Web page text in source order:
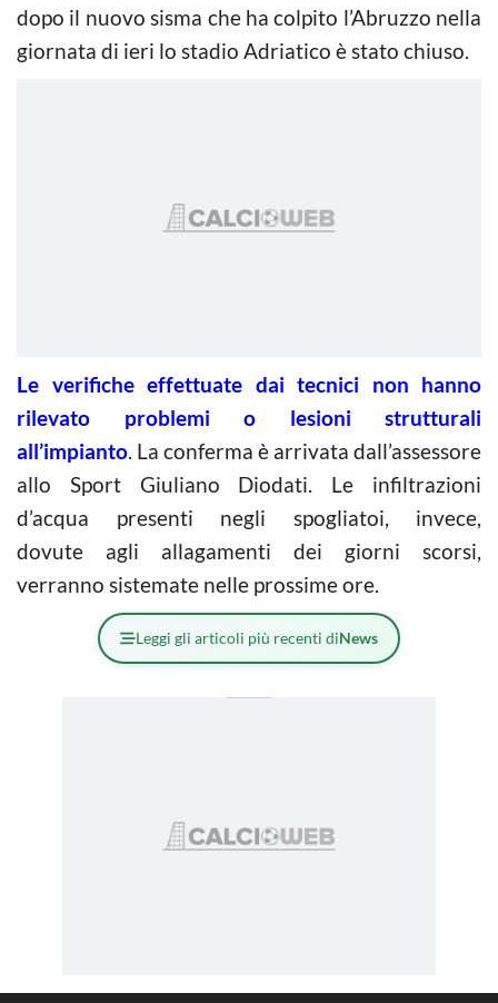
dopo il nuovo sisma che ha colpito l’Abruzzo nella
giornata di ieri lo stadio Adriatico è stato chiuso.
Le verifiche effettuate dai tecnici non hanno
rilevato problemi o lesioni strutturali
all’impianto. La conferma è arrivata dall’assessore
allo Sport Giuliano Diodati. Le infiltrazioni
d’acqua presenti negli spogliatoi, invece,
dovute agli allagamenti dei giorni scorsi,
verranno sistemate nelle prossime ore.
Leggi gli articoli più recenti diNews